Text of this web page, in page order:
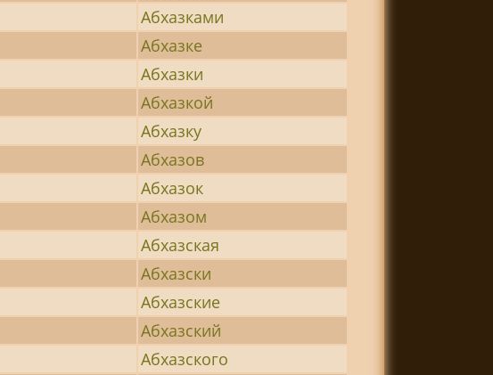
Абхазками
Абхазке
Абхазки
Абхазкой
Абхазку
Абхазов
Абхазок
Абхазом
Абхазская
Абхазски
Абхазские
Абхазский
Абхазского